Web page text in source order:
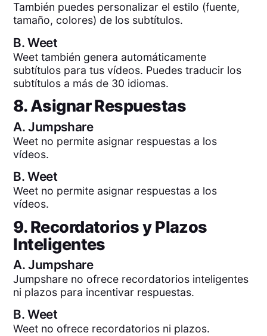
También puedes personalizar el estilo (fuente,
tamaño, colores) de los subtítulos.
B.Weet
Weet también genera automáticamente
subtítulos para tus vídeos. Puedes traducir los
subtítulos a más de 30 idiomas.
8. Asignar Respuestas
A.Jumpshare
Weet no permite asignar respuestas a los
vídeos.
B.Weet
Weet no permite asignar respuestas a los
vídeos.
9. Recordatorios y Plazos
Inteligentes
A.Jumpshare
Jumpshare no ofrece recordatorios inteligentes
ni plazos para incentivar respuestas.
B.Weet
Weet no ofrece recordatorios ni plazos.